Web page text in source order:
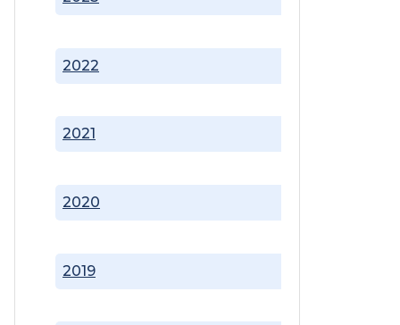
2019
2020
2021
2022